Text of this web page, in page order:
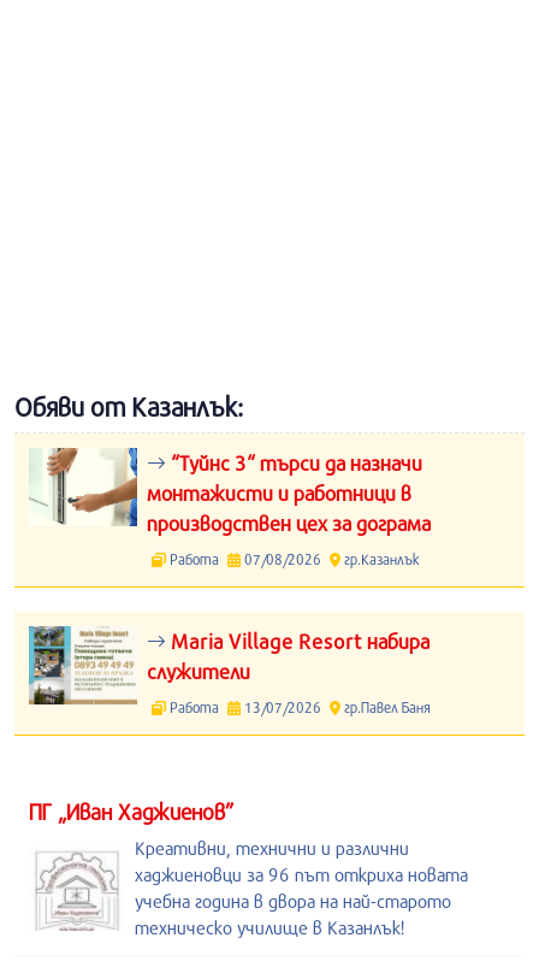
Обяви от Казанлък:
“Туйнс 3“ търси да назначи
монтажисти и работници в
производствен цех за дограма
Работа 07/08/2026 гр.Казанлък
Maria Village Resort набира
служители
Работа 13/07/2026 гр.Павел Баня
ПГ „Иван Хаджиенов”
Креативни, технични и различни
хаджиеновци за 96 път откриха новата
учебна година в двора на най-старото
техническо училище в Казанлък!